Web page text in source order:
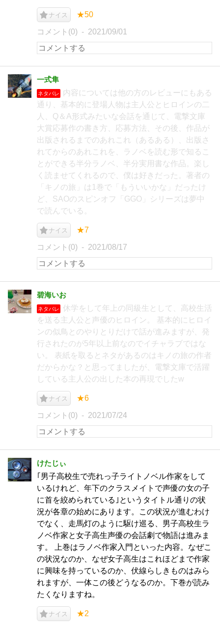
ナイス ★50
コメント(0) 2021/09/01
一式隼
ネタバレ
内容については他の方のレビューにもある
通り、基本的に登場人物は主人公とヒロインの二
人、Q＆A形式みたいな会話を通じて、電撃文庫
大賞応募作の書き方、応募方法、その後、作品が
出版されるまでのあれこれ（あるある）、出版さ
れてからのあれこれを、ラノベを読む形で知るこ
とができる半分ラノベ、半分実用書な作品。楽し
く読ませてくれるので、僕は好きだった。著者の
「キノの旅」は1巻で「もういいかな」だったけ
ど、SAOのスピンオフ「GGO」シリーズは夢中
で読んでいる。
ナイス ★7
コメント(0) 2021/08/17
碧海いお
ネタバレ
休学をして年上の同級生として、高校生活
を送る主人公と声優のヒロイン。 基本的にヒロイ
ンの似鳥とのやりとりだけで話が進みますが、発
行されたのが5年以上前なのでイチャラブではな
い。 表紙を取るとネタがあるのはキノの旅の作者
だからかな？と思ってましたが、電撃文庫で活躍
している主人公の出した本の再現でしたw
ナイス ★6
コメント(0) 2021/07/24
けたじぃ
｢男子高校生で売れっ子ライトノベル作家をして
いるけれど、年下のクラスメイトで声優の女の子
に首を絞められている｣というタイトル通りの状
況が各章の始めにあります。この状況が進むわけ
でなく、走馬灯のように駆け巡る、男子高校生ラ
ノベ作家と女子高生声優の会話劇で物語は進みま
す。 上巻はラノベ作家入門といった内容。なぜこ
の状況なのか、なぜ女子高生はこれほどまで作家
に興味を持っているのか、伏線らしきものはみら
れますが、一体この後どうなるのか。下巻が読み
たくなりますね。
ナイス ★2